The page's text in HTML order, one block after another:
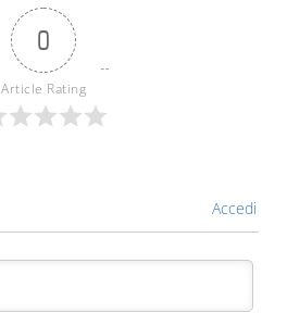
0
Article Rating
Accedi